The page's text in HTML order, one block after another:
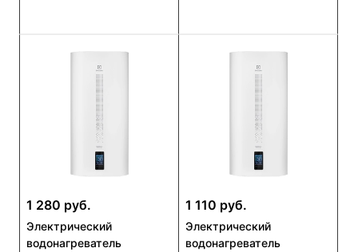
1 280 руб.
Электрический
водонагреватель
1 110 руб.
Электрический
водонагреватель